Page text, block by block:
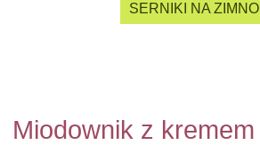
SERNIKI NA ZIMNO
Miodownik z kremem